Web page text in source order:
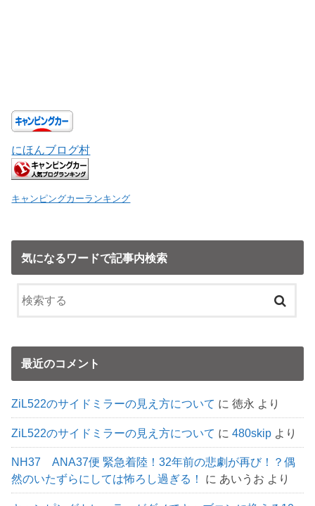
にほんブログ村
キャンピングカーランキング
気になるワードで記事内検索
最近のコメント
ZiL522のサイドミラーの見え方について に徳永 より
ZiL522のサイドミラーの見え方について に480skip より
NH37 ANA37便 緊急着陸！32年前の悲劇が再び！？偶
然のいたずらにしては怖ろし過ぎる！
に あいうお より